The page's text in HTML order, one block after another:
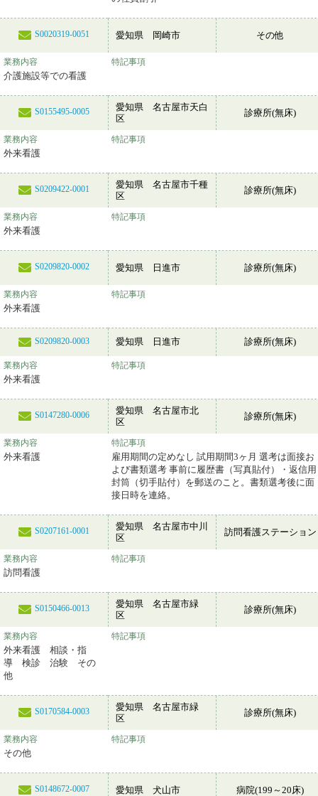
S0020319-0051 愛知県 岡崎市 その他
業務内容
介護施設等での看護
特記事項
S0155495-0005
愛知県 名古屋市天白
区
診療所(無床)
業務内容
外来看護
特記事項
S0209422-0001
愛知県 名古屋市千種
区
診療所(無床)
業務内容
外来看護
特記事項
S0209820-0002 愛知県 日進市 診療所(無床)
業務内容
外来看護
特記事項
S0209820-0003 愛知県 日進市 診療所(無床)
業務内容
外来看護
特記事項
S0147280-0006
愛知県 名古屋市北
区
診療所(無床)
業務内容
外来看護
特記事項
雇用期間の定めなし 試用期間3ヶ月 選考は面接お
よび書類選考 事前に履歴書（写真貼付）・返信用
封筒（切手貼付）を郵送のこと。書類選考後に面
接日時を連絡。
S0207161-0001
愛知県 名古屋市中川
区
訪問看護ステーション
業務内容
訪問看護
特記事項
S0150466-0013
愛知県 名古屋市緑
区
診療所(無床)
業務内容
外来看護 相談・指
導 検診 治験 その
他
特記事項
S0170584-0003
愛知県 名古屋市緑
区
診療所(無床)
業務内容
その他
特記事項
S0148672-0007 愛知県 犬山市 病院(199～20床)